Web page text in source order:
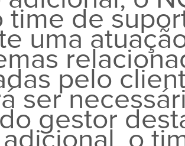
time de
uma
pelo
ser
gestor